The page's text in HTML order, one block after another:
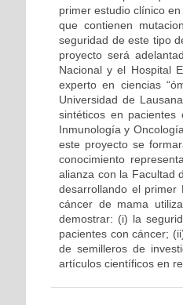
primer estudio clínico
que contienen
seguridad de este tipo
proyecto será
Nacional y el Hospital
experto en ciencias
Universidad de
sintéticos en pacientes
Inmunología y
este proyecto se
conocimiento
alianza con la Facultad
desarrollando el primer
cáncer de mama
demostrar: (i) la
pacientes con cáncer;
de semilleros de
artículos científicos en